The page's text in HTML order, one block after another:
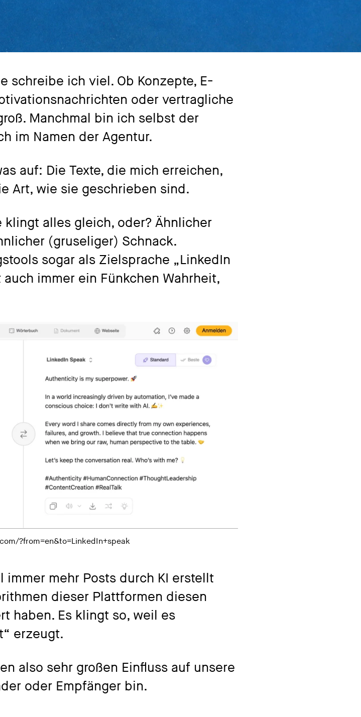
schreibe ich viel. Ob Konzepte, E-
oder vertragliche
Manchmal bin ich selbst der
im Namen der Agentur.
auf: Die Texte, die mich erreichen,
Art, wie sie geschrieben sind.
alles gleich, oder? Ähnlicher
(gruseliger) Schnack.
sogar als Zielsprache „LinkedIn
immer ein Fünkchen Wahrheit,
?from=en&to=LinkedIn+speak
immer mehr Posts durch KI erstellt
dieser Plattformen diesen
haben. Es klingt so, weil es
erzeugt.
also sehr großen Einfluss auf unsere
oder Empfänger bin.